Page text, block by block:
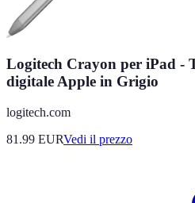
Logitech Crayon per iPad -
digitale Apple in Grigio
logitech.com
81.99 EURVedi il prezzo